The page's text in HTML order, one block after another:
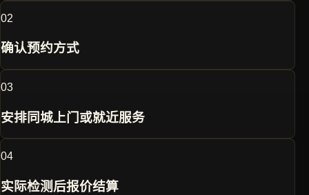
02
确认预约方式
03
安排同城上门或就近服务
04
实际检测后报价结算